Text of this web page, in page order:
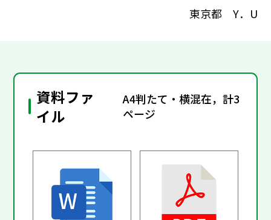
東京都 Y．U
資料ファ
イル
A4判たて・横混在，計3
ページ